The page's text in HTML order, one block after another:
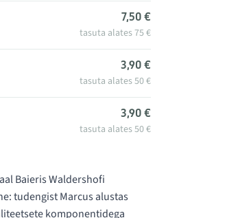
7,50 €
tasuta alates 75 €
3,90 €
tasuta alates 50 €
3,90 €
tasuta alates 50 €
Baieris Waldershofi
tudengist Marcus alustas
komponentidega